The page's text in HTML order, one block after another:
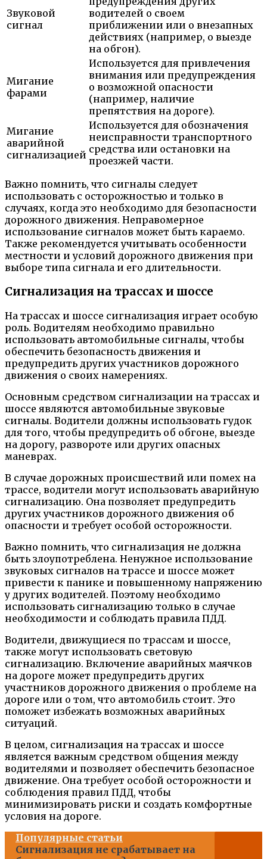
Звуковой
сигнал
водителей о своем
приближении или о внезапных
действиях (например, о выезде
на обгон).
Мигание
фарами
Используется для привлечения
внимания или предупреждения
о возможной опасности
(например, наличие
препятствия на дороге).
Мигание
аварийной
сигнализацией
Используется для обозначения
неисправности транспортного
средства или остановки на
проезжей части.
Важно помнить, что сигналы следует
использовать с осторожностью и только в
случаях, когда это необходимо для безопасности
дорожного движения. Неправомерное
использование сигналов может быть караемо.
Также рекомендуется учитывать особенности
местности и условий дорожного движения при
выборе типа сигнала и его длительности.
Сигнализация на трассах и шоссе
На трассах и шоссе сигнализация играет особую
роль. Водителям необходимо правильно
использовать автомобильные сигналы, чтобы
обеспечить безопасность движения и
предупредить других участников дорожного
движения о своих намерениях.
Основным средством сигнализации на трассах и
шоссе являются автомобильные звуковые
сигналы. Водители должны использовать гудок
для того, чтобы предупредить об обгоне, выезде
на дорогу, развороте или других опасных
маневрах.
В случае дорожных происшествий или помех на
трассе, водители могут использовать аварийную
сигнализацию. Она позволяет предупредить
других участников дорожного движения об
опасности и требует особой осторожности.
Важно помнить, что сигнализация не должна
быть злоупотреблена. Ненужное использование
звуковых сигналов на трассе и шоссе может
привести к панике и повышенному напряжению
у других водителей. Поэтому необходимо
использовать сигнализацию только в случае
необходимости и соблюдать правила ПДД.
Водители, движущиеся по трассам и шоссе,
также могут использовать световую
сигнализацию. Включение аварийных маячков
на дороге может предупредить других
участников дорожного движения о проблеме на
дороге или о том, что автомобиль стоит. Это
поможет избежать возможных аварийных
ситуаций.
В целом, сигнализация на трассах и шоссе
является важным средством общения между
водителями и позволяет обеспечить безопасное
движение. Она требует особой осторожности и
соблюдения правил ПДД, чтобы
минимизировать риски и создать комфортные
условия на дороге.
Популярные статьи
Сигнализация не срабатывает на